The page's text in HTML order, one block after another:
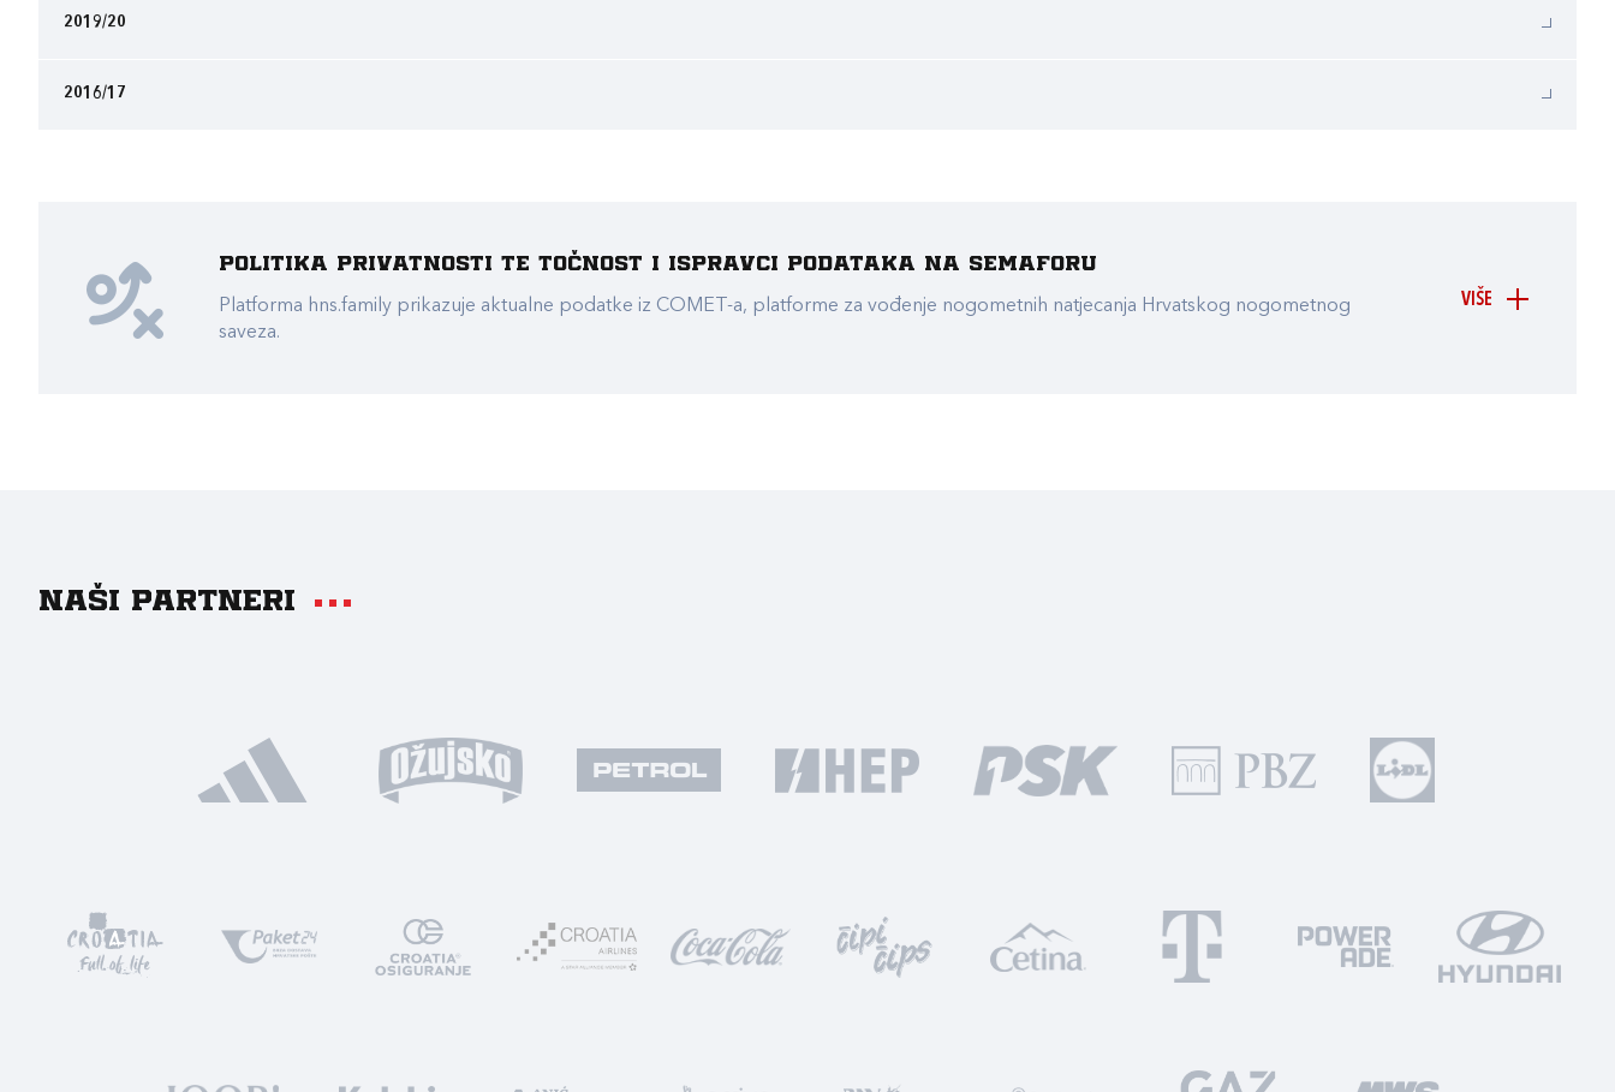
2019/20
2016/17
VIŠE
Politika privatnosti te točnost i ispravci podataka na Semaforu
Platforma hns.family prikazuje aktualne podatke iz COMET-a, platforme za vođenje nogometnih natjecanja Hrvatskog nogometnog
saveza.
Naši partneri